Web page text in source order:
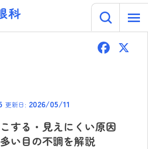
てのひら眼科 Magazine
F
ok
更新日: 2026/05/11
する・見えにくい原因
い目の不調を解説